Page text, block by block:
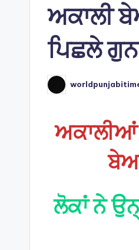
ਅਕਾਲੀ
ਪਿਛਲੇ
Posted
by
ਅਕਾਲੀਆਂ
ਲੋਕਾਂ ਨੇ